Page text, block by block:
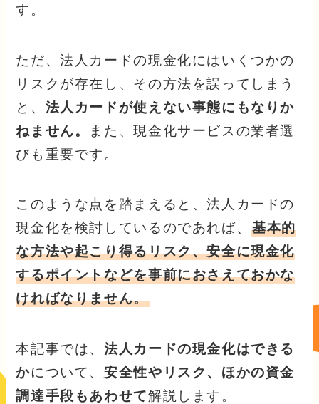
す。
ただ、法人カードの現金化にはいくつかの
リスクが存在し、その方法を誤ってしまう
と、 法人カードが使えない事態にもなりか
ねません。
また、現金化サービスの業者選
びも重要です。
このような点を踏まえると、法人カードの
現金化を検討しているのであれば、基本的
な方法や起こり得るリスク、安全に現金化
するポイントなどを事前におさえておかな
ければなりません。
本記事では、法人カードの現金化はできる
かについて、安全性やリスク、ほかの資金
調達手段もあわせて解説します。